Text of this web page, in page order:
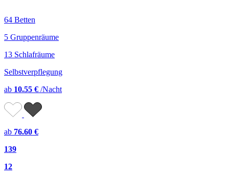
64 Betten
5 Gruppenräume
13 Schlafräume
Selbstverpflegung
ab 10.55 € /Nacht
ab 76.60 €
139
12